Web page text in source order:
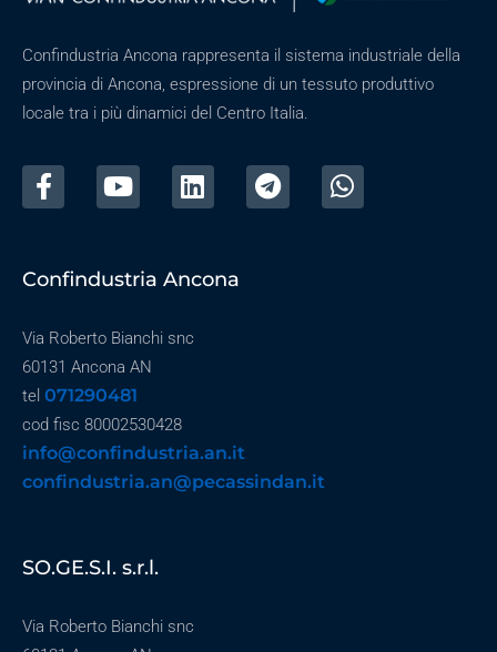
Confindustria Ancona rappresenta il sistema industriale della
provincia di Ancona, espressione di un tessuto produttivo
locale tra i più dinamici del Centro Italia.
Confindustria Ancona
Via Roberto Bianchi snc
60131 Ancona AN
tel 071290481
cod fisc 80002530428
info@confindustria.an.it
confindustria.an@pecassindan.it
SO.GE.S.I. s.r.l.
Via Roberto Bianchi snc